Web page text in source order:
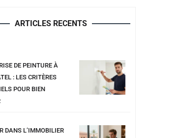
ARTICLES RECENTS
DE PEINTURE À
: LES CRITÈRES
POUR BIEN
DANS L’IMMOBILIER